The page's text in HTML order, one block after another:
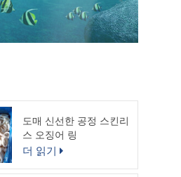
도매 신선한 공정 스킨리
스 오징어 링
더 읽기